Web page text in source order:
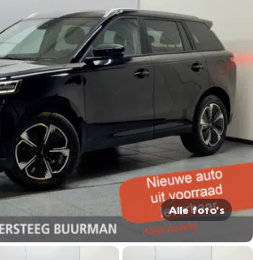
Alle foto's